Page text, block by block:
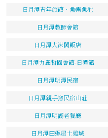
日月潭青年旅館‧魚樂魚池
日月潭教師會館
日月潭大淶閣飯店
日月潭力麗哲園會館-日潭館
日月潭明潭民宿
日月潭親手窯民宿山莊
日月潭明湖老餐廳
日月潭田螺屋土雞城